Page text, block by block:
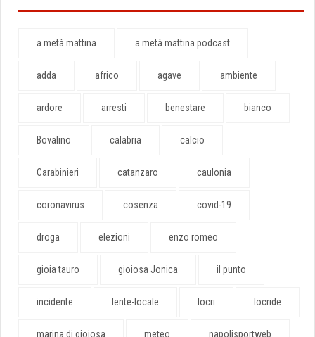
a metà mattina a metà mattina podcast
adda africo agave ambiente
ardore arresti benestare bianco
Bovalino calabria calcio
Carabinieri catanzaro caulonia
coronavirus cosenza covid-19
droga elezioni enzo romeo
gioia tauro gioiosa Jonica il punto
incidente lente-locale locri locride
marina di gioiosa meteo napolisportweb